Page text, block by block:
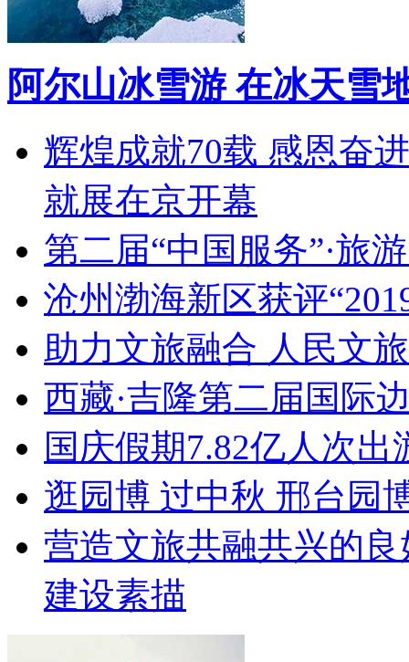
阿尔山冰雪游 在冰天雪
辉煌成就70载 感恩奋
就展在京开幕
第二届“中国服务”·旅
沧州渤海新区获评
助力文旅融合 人民文
西藏·吉隆第二届国际
国庆假期7.82亿人次
逛园博 过中秋 邢台园
营造文旅共融共兴的
建设素描